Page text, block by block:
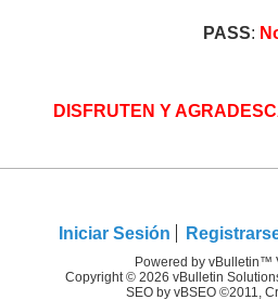
PASS:
DISFRUTEN Y
Iniciar Sesión
Powered by vBulletin™
Copyright © 2026 vBulletin
SEO by vBSEO ©2011,